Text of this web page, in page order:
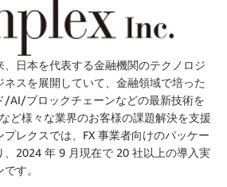
、日本を代表する金融機関のテクノロジ
スを展開していて、金融領域で培った
/AI/ブロックチェーンなどの最新技術を
ど様々な業界のお客様の課題解決を支援
プレクスでは、FX 事業者向けのパッケー
、2024 年 9 月現在で 20 社以上の導入実
す。